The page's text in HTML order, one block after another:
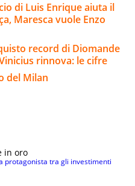
di Luis Enrique aiuta il
Maresca vuole Enzo
record di Diomande
rinnova: le cifre
del Milan
in oro
protagonista tra gli investimenti